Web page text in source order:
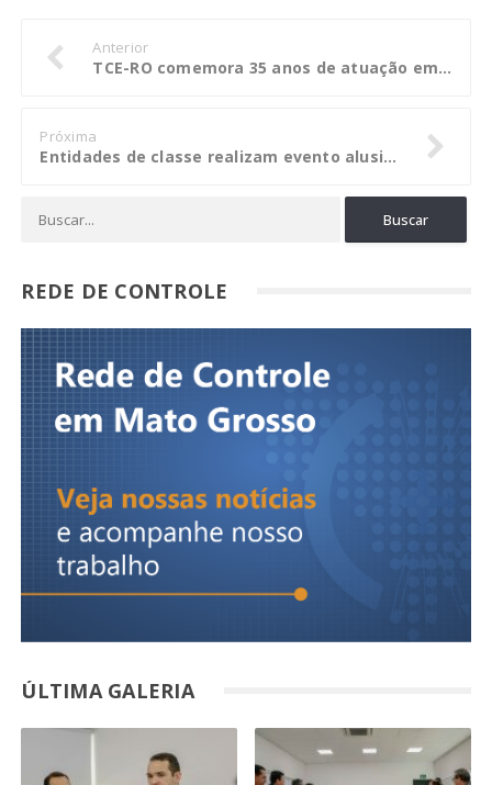
Anterior
TCE-RO comemora 35 anos de atuação em defesa do erário e da melhoria da gestão pública
Próxima
Entidades de classe realizam evento alusivo ao Dia do Geólogo
REDE DE CONTROLE
ÚLTIMA GALERIA